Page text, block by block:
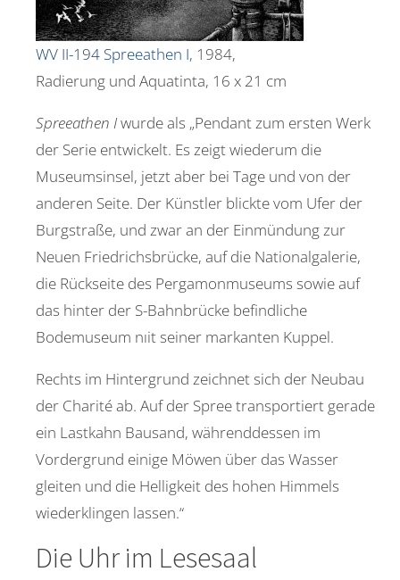
WV II-194 Spreeathen I, 1984,
Radierung und Aquatinta, 16 x 21 cm
Spreeathen Iwurde als „Pendant zum ersten Werk
der Serie entwickelt. Es zeigt wiederum die
Museumsinsel, jetzt aber bei Tage und von der
anderen Seite. Der Künstler blickte vom Ufer der
Burgstraße, und zwar an der Einmündung zur
Neuen Friedrichsbrücke, auf die Nationalgalerie,
die Rückseite des Pergamonmuseums sowie auf
das hinter der S-Bahnbrücke befindliche
Bodemuseum nıit seiner markanten Kuppel.
Rechts im Hintergrund zeichnet sich der Neubau
der Charité ab. Auf der Spree transportiert gerade
ein Lastkahn Bausand, währenddessen im
Vordergrund einige Möwen über das Wasser
gleiten und die Helligkeit des hohen Himmels
wiederklingen lassen.“
Die Uhr im Lesesaal